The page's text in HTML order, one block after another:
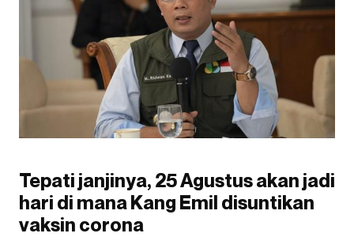
Tepati janjinya, 25 Agustus akan jadi
hari di mana Kang Emil disuntikan
vaksin corona